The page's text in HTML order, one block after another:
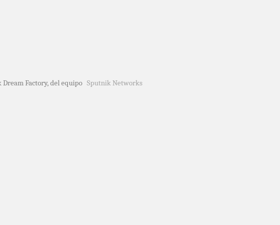
Factory, del equipo Sputnik Networks